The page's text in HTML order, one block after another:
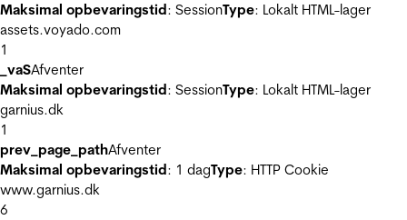
Maksimal opbevaringstid: SessionType: Lokalt HTML-lager
assets.voyado.com
1
_vaSAfventer
Maksimal opbevaringstid: SessionType: Lokalt HTML-lager
garnius.dk
1
prev_page_pathAfventer
Maksimal opbevaringstid: 1 dagType: HTTP Cookie
www.garnius.dk
6